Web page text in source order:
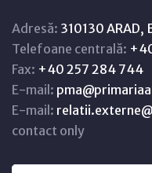
Adresă: 310130 ARAD,
Telefoane centrală:
Fax: +40 257 284 744
E-mail:
E-mail:
contact only